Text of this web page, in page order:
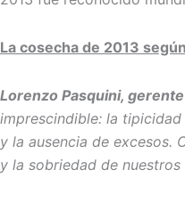
La cosecha de 2013
Lorenzo Pasquini,
imprescindible: la
y la ausencia de excesos.
y la sobriedad de nuestros